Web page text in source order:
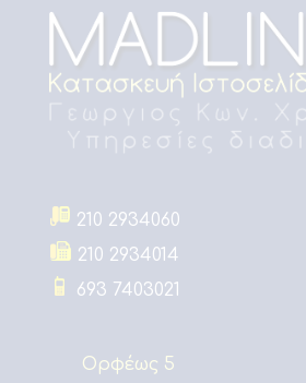
210 2934060
210 2934014
693 7403021
Ορφέως 5